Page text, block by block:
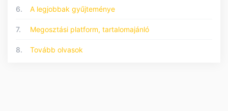
6. A legjobbak gyűjteménye
7. Megosztási platform, tartalomajánló
8. Tovább olvasok